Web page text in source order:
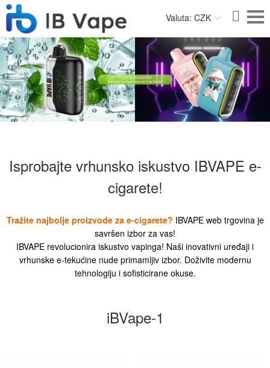
Valuta: CZK
Isprobajte vrhunsko iskustvo IBVAPE e-
cigarete!
Tražite najbolje proizvode za e-cigarete? IBVAPE web trgovina je
savršen izbor za vas!
IBVAPE revolucionira iskustvo vapinga! Naši inovativni uređaji i
vrhunske e-tekućine nude primamljiv izbor. Doživite modernu
tehnologiju i sofisticirane okuse.
iBVape-1